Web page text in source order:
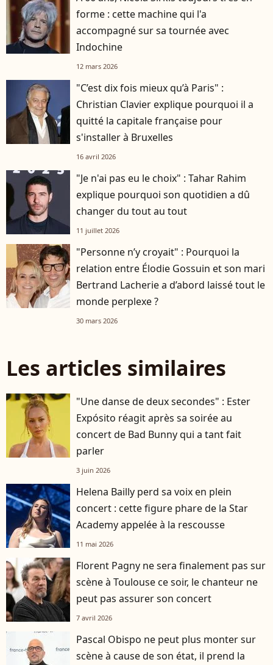
forme : cette machine qui l'a
accompagné sur sa tournée avec
Indochine
12 mars 2026
"C’est dix fois mieux qu’à Paris" :
Christian Clavier explique pourquoi il a
quitté la capitale française pour
s'installer à Bruxelles
16 avril 2026
"Je n'ai pas eu le choix" : Tahar Rahim
explique pourquoi son quotidien a dû
changer du tout au tout
11 juillet 2026
"Personne n’y croyait" : Pourquoi la
relation entre Élodie Gossuin et son mari
Bertrand Lacherie a d’abord laissé tout le
monde perplexe ?
30 mars 2026
Les articles similaires
"Une danse de deux secondes" : Ester
Expósito réagit après sa soirée au
concert de Bad Bunny qui a tant fait
parler
3 juin 2026
Helena Bailly perd sa voix en plein
concert : cette figure phare de la Star
Academy appelée à la rescousse
11 mai 2026
Florent Pagny ne sera finalement pas sur
scène à Toulouse ce soir, le chanteur ne
peut pas assurer son concert
7 avril 2026
Pascal Obispo ne peut plus monter sur
scène à cause de son état, il prend la